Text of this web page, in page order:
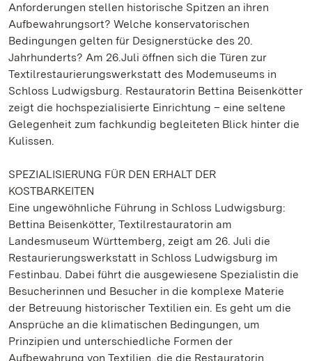
Anforderungen stellen historische Spitzen an ihren
Aufbewahrungsort? Welche konservatorischen
Bedingungen gelten für Designerstücke des 20.
Jahrhunderts? Am 26.Juli öffnen sich die Türen zur
Textilrestaurierungswerkstatt des Modemuseums in
Schloss Ludwigsburg. Restauratorin Bettina Beisenkötter
zeigt die hochspezialisierte Einrichtung – eine seltene
Gelegenheit zum fachkundig begleiteten Blick hinter die
Kulissen.
SPEZIALISIERUNG FÜR DEN ERHALT DER
KOSTBARKEITEN
Eine ungewöhnliche Führung in Schloss Ludwigsburg:
Bettina Beisenkötter, Textilrestauratorin am
Landesmuseum Württemberg, zeigt am 26. Juli die
Restaurierungswerkstatt in Schloss Ludwigsburg im
Festinbau. Dabei führt die ausgewiesene Spezialistin die
Besucherinnen und Besucher in die komplexe Materie
der Betreuung historischer Textilien ein. Es geht um die
Ansprüche an die klimatischen Bedingungen, um
Prinzipien und unterschiedliche Formen der
Aufbewahrung von Textilien, die die Restauratorin